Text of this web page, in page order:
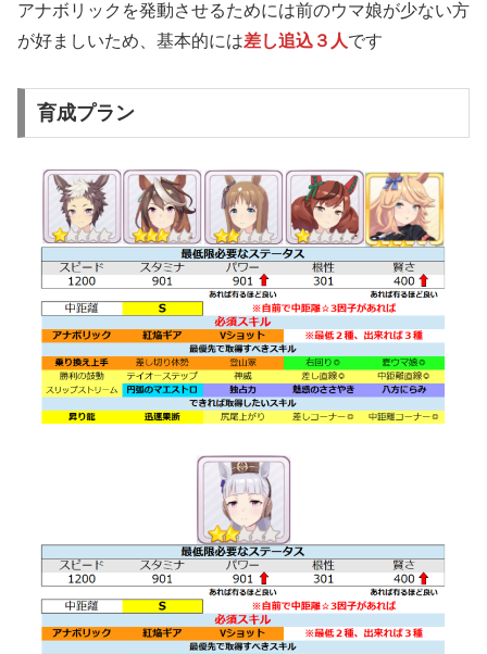
アナボリックを発動させるためには前のウマ娘が少ない方
が好ましいため、基本的には差し追込３人です
育成プラン